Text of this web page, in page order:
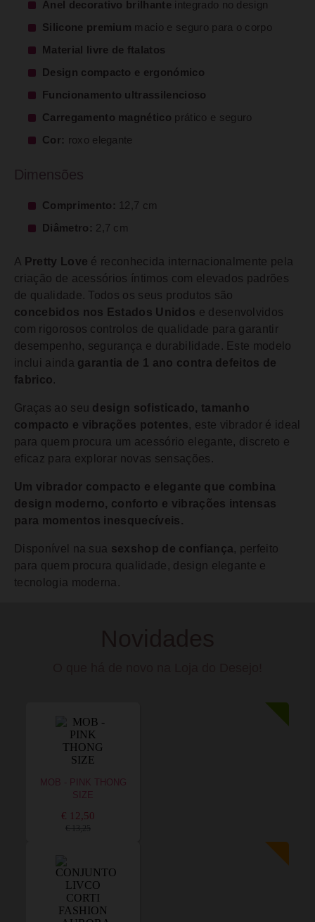
Anel decorativo brilhante integrado no design
Silicone premium macio e seguro para o corpo
Material livre de ftalatos
Design compacto e ergonómico
Funcionamento ultrassilencioso
Carregamento magnético prático e seguro
Cor: roxo elegante
Dimensões
Comprimento: 12,7 cm
Diâmetro: 2,7 cm
A Pretty Love é reconhecida internacionalmente pela
criação de acessórios íntimos com elevados padrões
de qualidade. Todos os seus produtos são
concebidos nos Estados Unidos e desenvolvidos
com rigorosos controlos de qualidade para garantir
desempenho, segurança e durabilidade. Este modelo
inclui ainda garantia de 1 ano contra defeitos de
fabrico.
Graças ao seu design sofisticado, tamanho
compacto e vibrações potentes, este vibrador é ideal
para quem procura um acessório elegante, discreto e
eficaz para explorar novas sensações.
Um vibrador compacto e elegante que combina
design moderno, conforto e vibrações intensas
para momentos inesquecíveis.
Disponível na sua sexshop de confiança, perfeito
para quem procura qualidade, design elegante e
tecnologia moderna.
MOB - PINK THONG
SIZE
€ 12,50
€ 13,25